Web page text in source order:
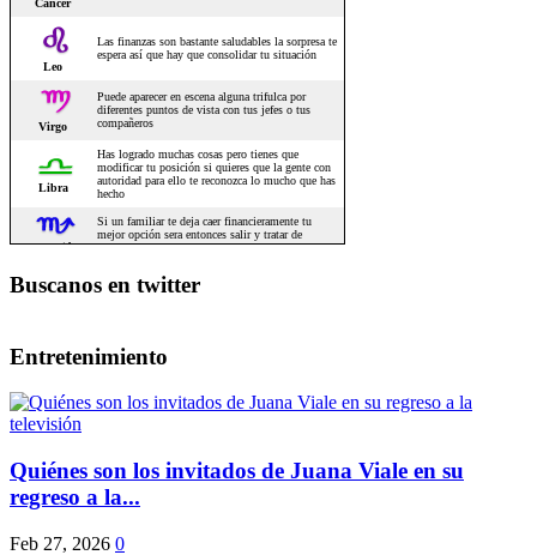
Buscanos en twitter
Entretenimiento
Quiénes son los invitados de Juana Viale en su
regreso a la...
Feb 27, 2026 0